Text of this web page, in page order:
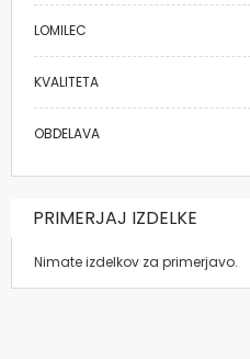
LOMILEC
KVALITETA
OBDELAVA
PRIMERJAJ IZDELKE
Nimate izdelkov za primerjavo.